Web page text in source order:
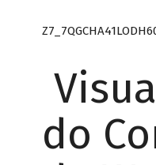
do